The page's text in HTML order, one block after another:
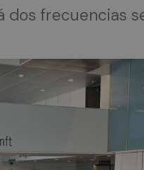
frecuencias